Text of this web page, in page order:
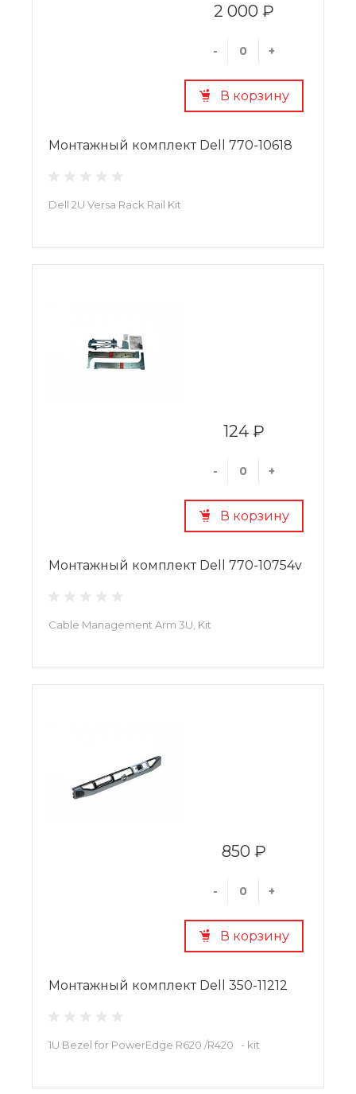
2 000 ₽
- +
В корзину
Монтажный комплект Dell 770-10618
Dell 2U Versa Rack Rail Kit
124 ₽
- +
В корзину
Монтажный комплект Dell 770-10754v
Cable Management Arm 3U, Kit
850 ₽
- +
В корзину
Монтажный комплект Dell 350-11212
1U Bezel for PowerEdge R620 /R420 - kit